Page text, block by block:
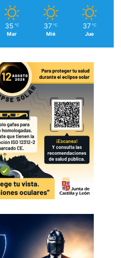
35 ℃
Mar
37 ℃
Mié
37 ℃
Jue